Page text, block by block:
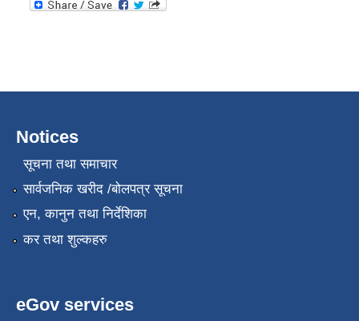
Notices
सूचना तथा समाचार
सार्वजनिक खरीद /बोलपत्र सूचना
एन, कानुन तथा निर्देशिका
कर तथा शुल्कहरु
eGov services